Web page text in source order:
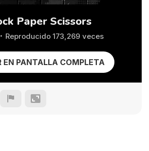
Paper Scissors
Reproducido 173,269 veces
EN PANTALLA COMPLETA